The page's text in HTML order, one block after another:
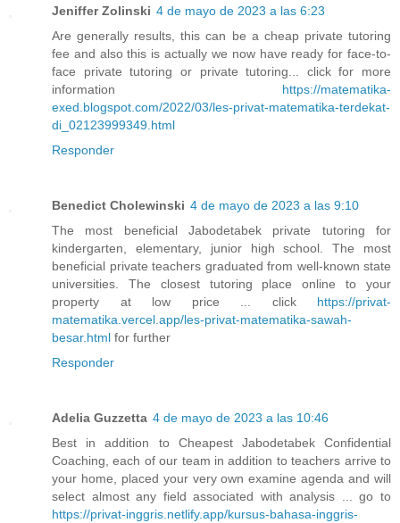
Jeniffer Zolinski 4 de mayo de 2023 a las 6:23
Are generally results, this can be a cheap private tutoring
fee and also this is actually we now have ready for face-to-
face private tutoring or private tutoring... click for more
information https://matematika-
exed.blogspot.com/2022/03/les-privat-matematika-terdekat-
di_02123999349.html
Responder
Benedict Cholewinski 4 de mayo de 2023 a las 9:10
The most beneficial Jabodetabek private tutoring for
kindergarten, elementary, junior high school. The most
beneficial private teachers graduated from well-known state
universities. The closest tutoring place online to your
property at low price ... click https://privat-
matematika.vercel.app/les-privat-matematika-sawah-
besar.html for further
Responder
Adelia Guzzetta 4 de mayo de 2023 a las 10:46
Best in addition to Cheapest Jabodetabek Confidential
Coaching, each of our team in addition to teachers arrive to
your home, placed your very own examine agenda and will
select almost any field associated with analysis ... go to
https://privat-inggris.netlify.app/kursus-bahasa-inggris-